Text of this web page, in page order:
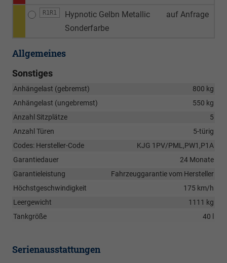
R1R1
Hypnotic Gelbn Metallic
Sonderfarbe
auf Anfrage
Allgemeines
Sonstiges
Anhängelast (gebremst)
800 kg
Anhängelast (ungebremst)
550 kg
Anzahl Sitzplätze
5
Anzahl Türen
5-türig
Codes: Hersteller-Code
KJG 1PV/PML,PW1,P1A
Garantiedauer
24 Monate
Garantieleistung
Fahrzeuggarantie vom Hersteller
Höchstgeschwindigkeit
175 km/h
Leergewicht
1111 kg
Tankgröße
40 l
Serienausstattungen